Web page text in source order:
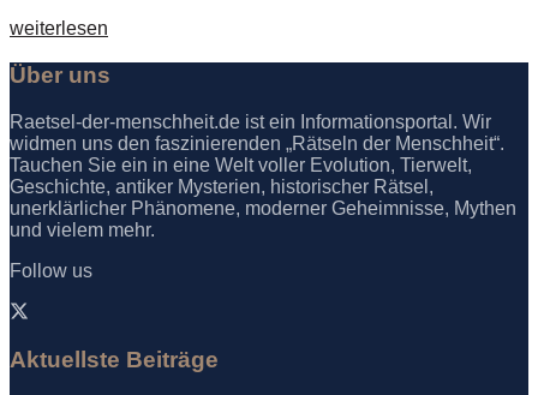
weiterlesen
Über uns
Raetsel-der-menschheit.de ist ein Informationsportal. Wir
widmen uns den faszinierenden „Rätseln der Menschheit“.
Tauchen Sie ein in eine Welt voller Evolution, Tierwelt,
Geschichte, antiker Mysterien, historischer Rätsel,
unerklärlicher Phänomene, moderner Geheimnisse, Mythen
und vielem mehr.
Follow us
Aktuellste Beiträge